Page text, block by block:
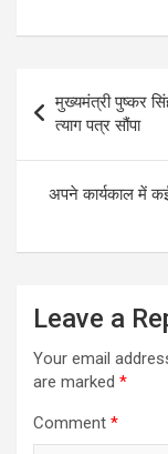
ce
b
o
o
k
tt
s
navigation
मुख्यमंत्री पुष्कर
त्याग पत्र सौंपा
अपने कार्यकाल में कई
Leave a
Your email
are marked *
Comment *